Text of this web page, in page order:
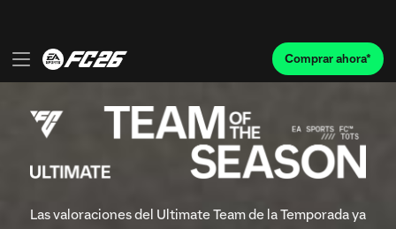
Las valoraciones del Ultimate Team de la Temporada ya